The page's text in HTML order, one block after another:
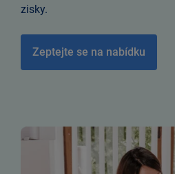
zisky.
Zeptejte se na nabídku